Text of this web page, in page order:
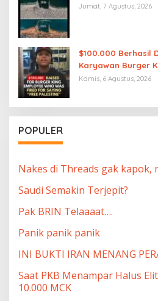
Jumat, 7 Agustus, 2026
$100.000 Berhasil
Karyawan Burger
karena
Kamis, 6 Agustus, 2026
POPULER
Nakes di Threads gak kapok,
Saudi Semakin Terjepit?
Pak BRIN Telaaaat….
Panik panik panik
INI BUKTI IRAN MENANG
Saat PKB Menampar Halus
10.000 MCK